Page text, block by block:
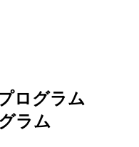
ログラム
ラム